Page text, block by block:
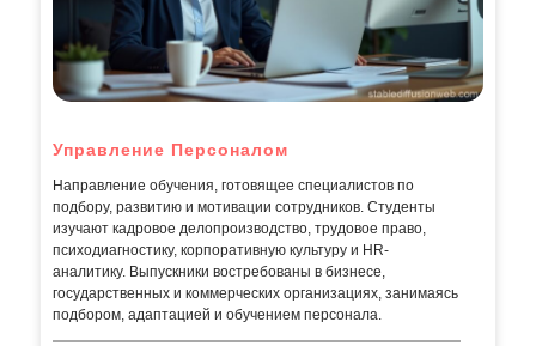
Управление Персоналом
Направление обучения, готовящее специалистов по
подбору, развитию и мотивации сотрудников. Студенты
изучают кадровое делопроизводство, трудовое право,
психодиагностику, корпоративную культуру и HR-
аналитику. Выпускники востребованы в бизнесе,
государственных и коммерческих организациях, занимаясь
подбором, адаптацией и обучением персонала.